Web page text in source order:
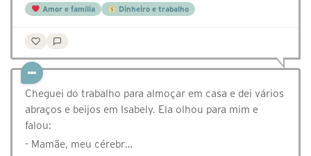
Amor e família Dinheiro e trabalho
Cheguei do trabalho para almoçar em casa e dei vários
abraços e beijos em Isabely. Ela olhou para mim e
falou:
- Mamãe, meu cérebr…